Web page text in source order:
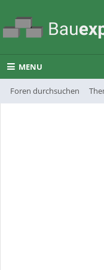
MENU
Foren durchsuchen